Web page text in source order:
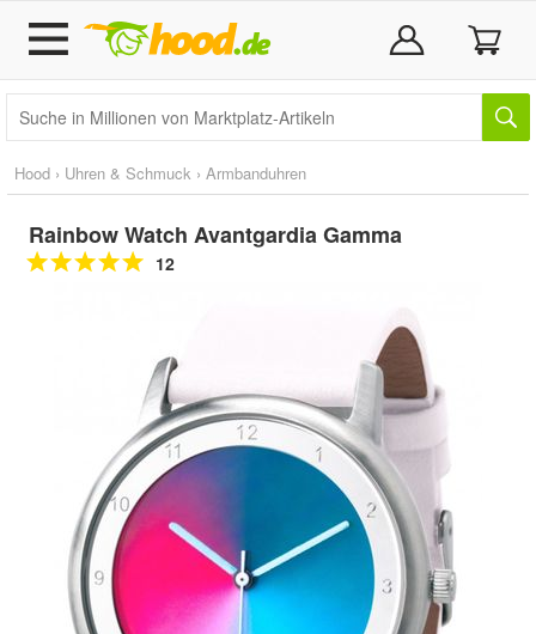
Hood › Uhren & Schmuck › Armbanduhren
Rainbow Watch Avantgardia Gamma
12